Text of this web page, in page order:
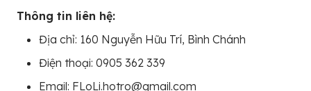
Thông tin liên hệ:
Địa chỉ: 160 Nguyễn Hữu Trí, Bình Chánh
Điện thoại: 0905 362 339
Email: FLoLi.hotro@gmail.com